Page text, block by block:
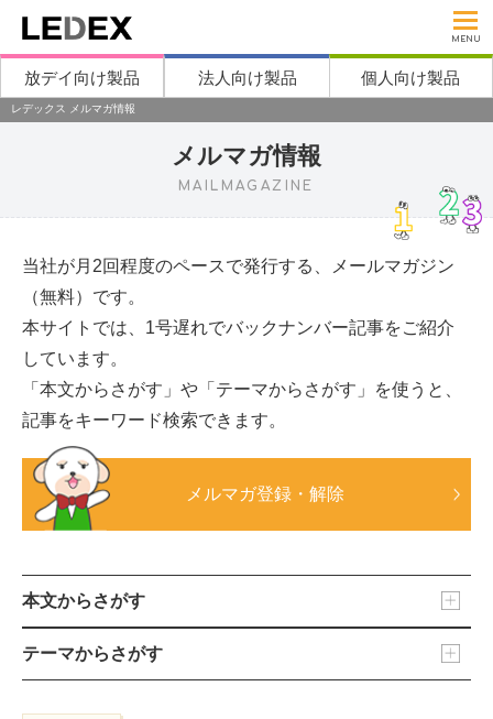
MENU
放デイ向け製品 法人向け製品 個人向け製品
レデックス メルマガ情報
メルマガ情報
MAILMAGAZINE
当社が月2回程度のペースで発行する、メールマガジン
（無料）です。
本サイトでは、1号遅れでバックナンバー記事をご紹介
しています。
「本文からさがす」や「テーマからさがす」を使うと、
記事をキーワード検索できます。
メルマガ登録・解除
本文からさがす
テーマからさがす